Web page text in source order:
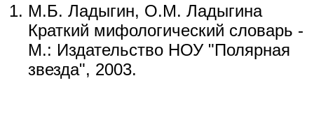
М.Б. Ладыгин, О.М. Ладыгина
Краткий мифологический словарь -
М.: Издательство НОУ "Полярная
звезда", 2003.